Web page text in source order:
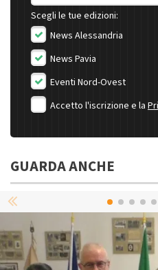
Scegli le tue edizioni:
News Alessandria
News Pavia
Eventi Nord-Ovest
Accetto l'iscrizione e la
GUARDA ANCHE